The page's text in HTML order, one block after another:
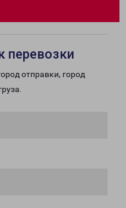
перевозки
отправки, город